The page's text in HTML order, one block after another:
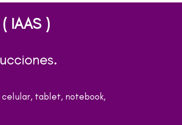
IAAS )
celular, tablet, notebook,